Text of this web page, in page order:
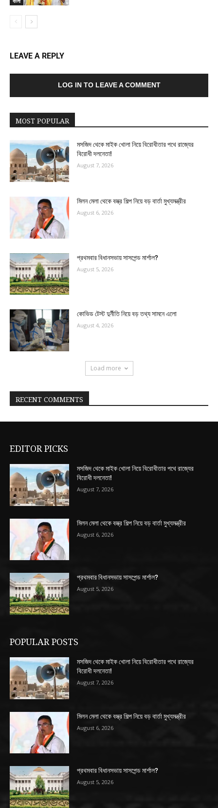
LEAVE A REPLY
LOG IN TO LEAVE A COMMENT
MOST POPULAR
মসজিদ থেকে মাইক খোলা নিয়ে বিরোধীতার পথে রাজ্যের
বিরোধী দলনেতা!
August 7, 2026
মিলন মেলা থেকে বস্ত্র শিল্প নিয়ে বড় বার্তা মুখ্যমন্ত্রীর
August 6, 2026
প্রথমবার বিধানসভায় সাসপেন্ড মার্শাল?
August 5, 2026
কোভিড টেস্ট দুর্নীতি নিয়ে বড় তথ্য সামনে এলো
August 4, 2026
Load more
RECENT COMMENTS
EDITOR PICKS
মসজিদ থেকে মাইক খোলা নিয়ে বিরোধীতার পথে রাজ্যের
বিরোধী দলনেতা!
August 7, 2026
মিলন মেলা থেকে বস্ত্র শিল্প নিয়ে বড় বার্তা মুখ্যমন্ত্রীর
August 6, 2026
প্রথমবার বিধানসভায় সাসপেন্ড মার্শাল?
August 5, 2026
POPULAR POSTS
মসজিদ থেকে মাইক খোলা নিয়ে বিরোধীতার পথে রাজ্যের
বিরোধী দলনেতা!
August 7, 2026
মিলন মেলা থেকে বস্ত্র শিল্প নিয়ে বড় বার্তা মুখ্যমন্ত্রীর
August 6, 2026
প্রথমবার বিধানসভায় সাসপেন্ড মার্শাল?
August 5, 2026